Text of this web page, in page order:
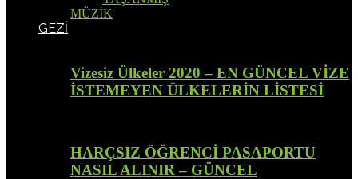
MÜZİK
GEZİ
Vizesiz Ülkeler 2020 – EN GÜNCEL VİZE
İSTEMEYEN ÜLKELERİN LİSTESİ
HARÇSIZ ÖĞRENCİ PASAPORTU
NASIL ALINIR – GÜNCEL